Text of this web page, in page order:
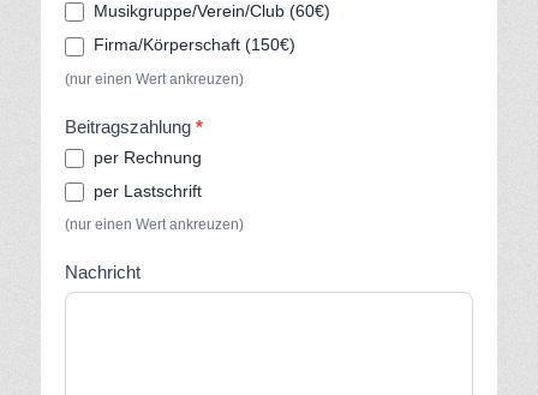
Musikgruppe/Verein/Club (60€)
Firma/Körperschaft (150€)
(nur einen Wert ankreuzen)
Beitragszahlung *
per Rechnung
per Lastschrift
(nur einen Wert ankreuzen)
Nachricht